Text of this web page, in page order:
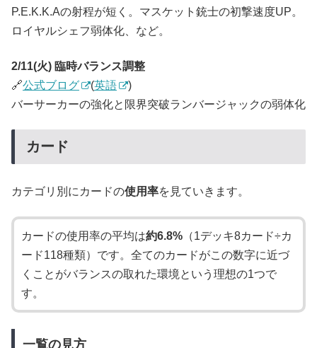
P.E.K.K.Aの射程が短く。マスケット銃士の初撃速度UP。
ロイヤルシェフ弱体化、など。
2/11(火) 臨時バランス調整
🔗公式ブログ (英語
)
バーサーカーの強化と限界突破ランバージャックの弱体化
カード
カテゴリ別にカードの使用率を見ていきます。
カードの使用率の平均は約6.8% （1デッキ8カード÷カ
ード118種類）です。全てのカードがこの数字に近づ
くことがバランスの取れた環境という理想の1つで
す。
一覧の見方